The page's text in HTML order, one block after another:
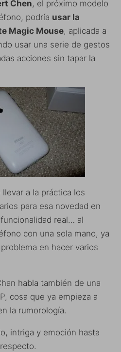
Chen, el próximo modelo
podría usar la
Magic Mouse, aplicada a
usar una serie de gestos
acciones sin tapar la
a la práctica los
para esa novedad en
real… al
con una sola mano, ya
en hacer varios
habla también de una
cosa que ya empieza a
la rumorología.
intriga y emoción hasta